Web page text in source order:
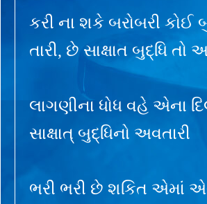
કરી ના શકે બરોબરી કોઈ
તારી, છે સાક્ષાત બુદ્ધિ તો
લાગણીના ધોધ વહે એના
સાક્ષાત્ બુદ્ધિનો અવતારી
ભરી ભરી છે શકિત એમાં